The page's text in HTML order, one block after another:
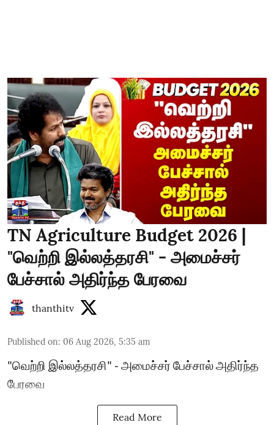
TN Agriculture Budget 2026 |
"வெற்றி இல்லத்தரசி" - அமைச்சர்
பேச்சால் அதிர்ந்த பேரவை
thanthitv
Published on: 06 Aug 2026, 5:35 am
"வெற்றி இல்லத்தரசி" - அமைச்சர் பேச்சால் அதிர்ந்த
பேரவை
Read More